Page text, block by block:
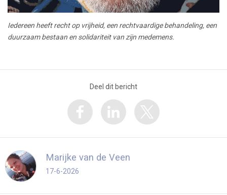
Iedereen heeft recht op vrijheid, een rechtvaardige behandeling, een
duurzaam bestaan en solidariteit van zijn medemens.
Deel dit bericht
Marijke van de Veen
17-6-2026